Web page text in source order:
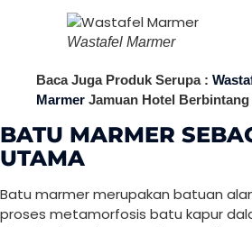
Wastafel Marmer
Baca Juga Produk Serupa :
Marmer Jamuan Hotel Berbintang
BATU MARMER
UTAMA
Batu marmer merupakan batuan
proses metamorfosis batu kapur